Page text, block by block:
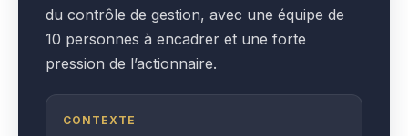
du contrôle de gestion, avec une équipe de
10 personnes à encadrer et une forte
pression de l’actionnaire.
CONTEXTE